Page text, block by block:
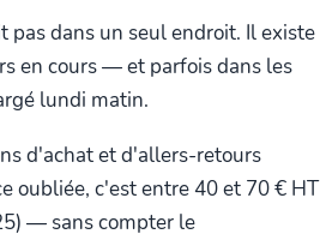
dans un seul endroit. Il existe
en cours — et parfois dans les
lundi matin.
d'achat et d'allers-retours
oubliée, c'est entre 40 et 70 € HT
— sans compter le